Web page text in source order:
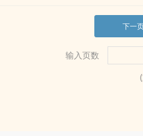
下一
输入页数